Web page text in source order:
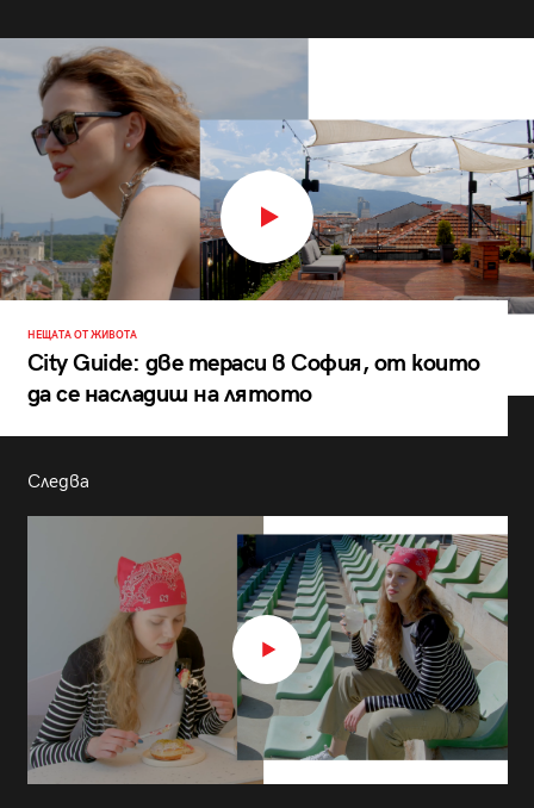
НЕЩАТА ОТ ЖИВОТА
City Guide: две тераси в София, от които
да се насладиш на лятото
Следва